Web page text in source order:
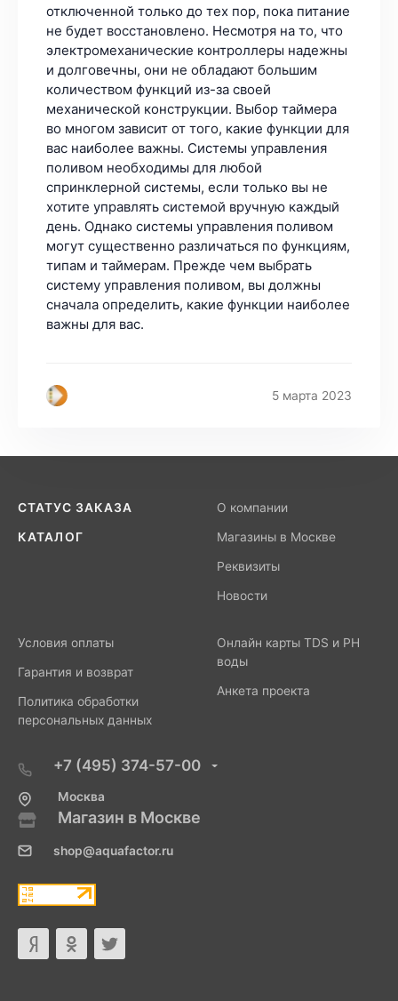
5 марта 2023
СТАТУС ЗАКАЗА
КАТАЛОГ
О компании
Магазины в Москве
Реквизиты
Новости
Условия оплаты
Гарантия и возврат
Политика обработки
персональных данных
Онлайн карты TDS и PH
воды
Анкета проекта
+7 (495) 374-57-00
Москва
Магазин в Москве
shop@aquafactor.ru